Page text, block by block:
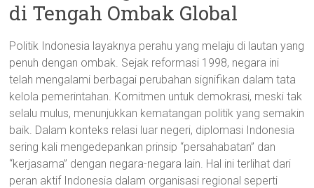
di Tengah Ombak Global
Politik Indonesia layaknya perahu yang melaju di lautan yang
penuh dengan ombak. Sejak reformasi 1998, negara ini
telah mengalami berbagai perubahan signifikan dalam tata
kelola pemerintahan. Komitmen untuk demokrasi, meski tak
selalu mulus, menunjukkan kematangan politik yang semakin
baik. Dalam konteks relasi luar negeri, diplomasi Indonesia
sering kali mengedepankan prinsip “persahabatan” dan
“kerjasama” dengan negara-negara lain. Hal ini terlihat dari
peran aktif Indonesia dalam organisasi regional seperti